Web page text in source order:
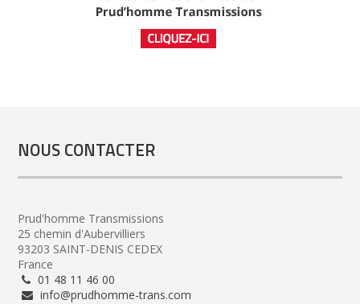
NOUS CONTACTER
Prud'homme Transmissions
25 chemin d'Aubervilliers
93203 SAINT-DENIS CEDEX
France
01 48 11 46 00
info@prudhomme-trans.com